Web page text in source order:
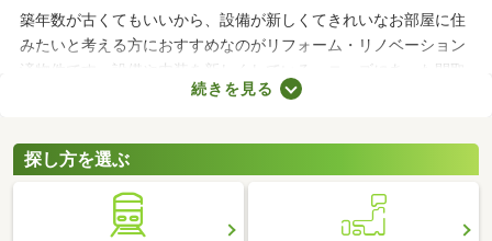
築年数が古くてもいいから、設備が新しくてきれいなお部屋に住
みたいと考える方におすすめなのがリフォーム・リノベーション
済物件です。設備や内装を新しくしている・ニーズにあった間取
りに変えているなど、住みやすさが格段にアップしていることが
べて、気になるお部屋を見つけましょう。
続きを見る
探し方を選ぶ